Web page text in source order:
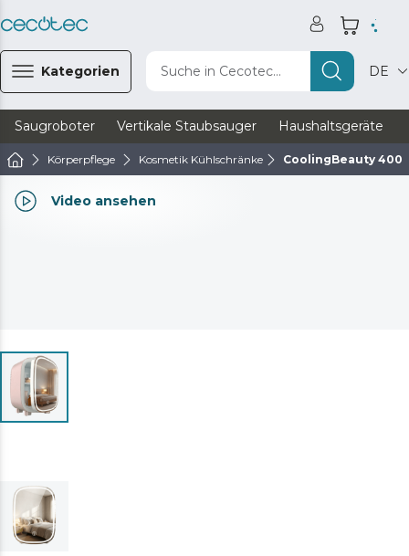
Kategorien Suche in Cecotec... DE
Saugroboter Vertikale Staubsauger Haushaltsgeräte
Körperpflege Kosmetik Kühlschränke CoolingBeauty
Video ansehen